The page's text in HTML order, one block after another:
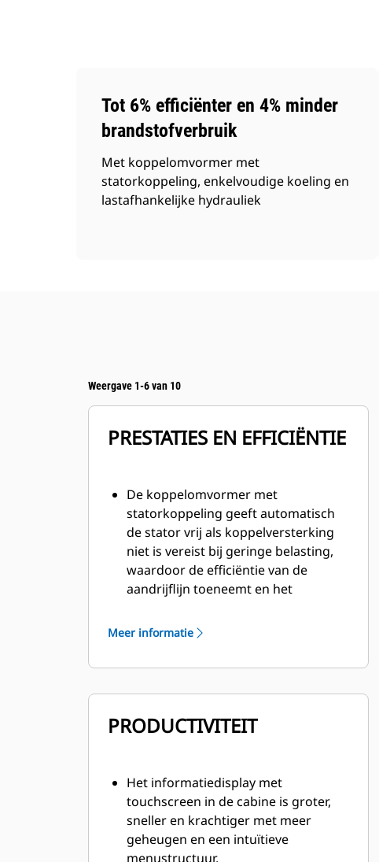
Tot 6% efficiënter en 4% minder
brandstofverbruik
Met koppelomvormer met
statorkoppeling, enkelvoudige koeling en
lastafhankelijke hydrauliek
Weergave 1-6 van 10
PRESTATIES EN EFFICIËNTIE
De koppelomvormer met
statorkoppeling geeft automatisch
de stator vrij als koppelversterking
niet is vereist bij geringe belasting,
waardoor de efficiëntie van de
aandrijflijn toeneemt en het
De krachtige achteruitversnelling
verplaatsingen, waardoor de
Het zeer efficiënt lastafhankelijk
hydraulische uitrustingsstukken en
brandstofzuinigheid.
Het multifunctionele
informatiedisplay met
aanraakscherm in de cabine vormt
Meer informatie
PRODUCTIVITEIT
Het informatiedisplay met
touchscreen in de cabine is groter,
sneller en krachtiger met meer
geheugen en een intuïtieve
menustructuur.